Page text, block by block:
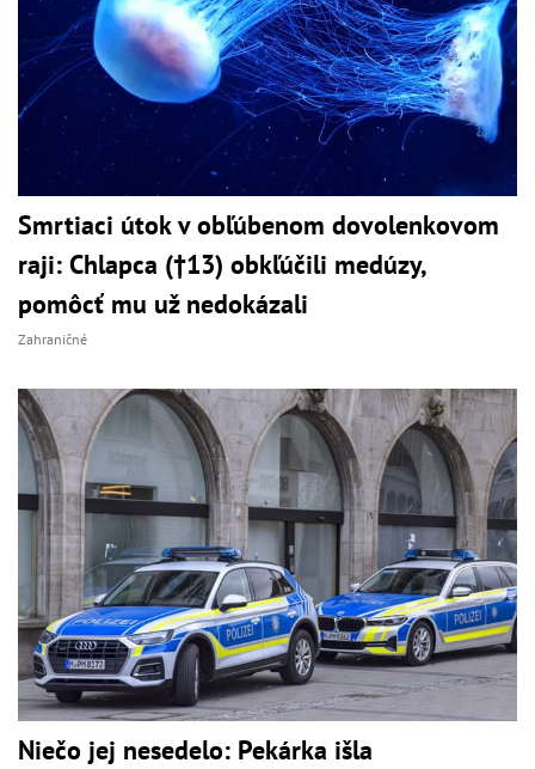
Smrtiaci útok v obľúbenom dovolenkovom
raji: Chlapca (†13) obkľúčili medúzy,
pomôcť mu už nedokázali
Zahraničné
Niečo jej nesedelo: Pekárka išla